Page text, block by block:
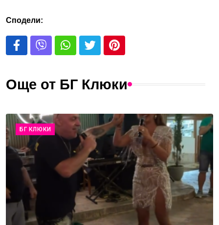
Сподели:
Още от БГ Клюки
БГ КЛЮКИ